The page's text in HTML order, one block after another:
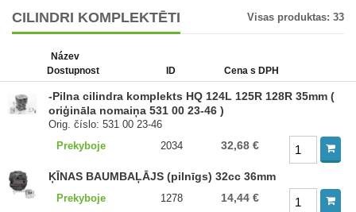
CILINDRI KOMPLEKTĒTI Visas produktas: 33
Název
Dostupnost
ID Cena s DPH
-Pilna cilindra komplekts HQ 124L 125R 128R 35mm (
oriģināla nomaiņa 531 00 23-46 )
Orig. číslo: 531 00 23-46
Prekyboje
2034 32,68 €
ĶĪNAS BAUMBAĻĀJS (pilnīgs) 32cc 36mm
Prekyboje 1278 14,44 €